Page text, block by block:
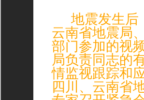
地震发生后
云南省地震局
部门参加的视
局负责同志的
情监视跟踪和
四川、云南省